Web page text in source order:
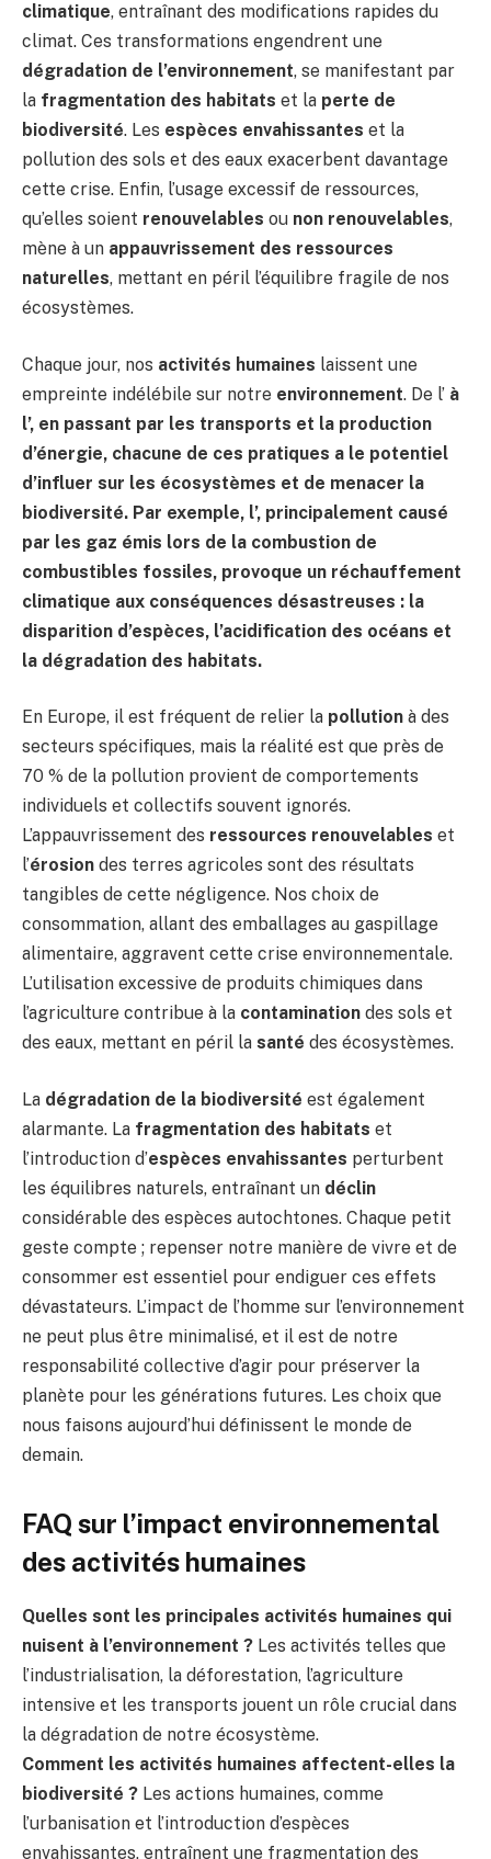
climatique, entraînant des modifications rapides du
climat. Ces transformations engendrent une
dégradation de l’environnement, se manifestant par
la fragmentation des habitats et la perte de
biodiversité. Les espèces envahissantes et la
pollution des sols et des eaux exacerbent davantage
cette crise. Enfin, l’usage excessif de ressources,
qu’elles soient renouvelables ou non renouvelables,
mène à un appauvrissement des ressources
naturelles, mettant en péril l’équilibre fragile de nos
écosystèmes.
Chaque jour, nos activités humaines laissent une
empreinte indélébile sur notre environnement. De l’ à
l’, en passant par les transports et la production
d’énergie, chacune de ces pratiques a le potentiel
d’influer sur les écosystèmes et de menacer la
biodiversité. Par exemple, l’, principalement causé
par les gaz émis lors de la combustion de
combustibles fossiles, provoque un réchauffement
climatique aux conséquences désastreuses : la
disparition d’espèces, l’acidification des océans et
la dégradation des habitats.
En Europe, il est fréquent de relier la pollution à des
secteurs spécifiques, mais la réalité est que près de
70 % de la pollution provient de comportements
individuels et collectifs souvent ignorés.
L’appauvrissement des ressources renouvelables et
l’érosion des terres agricoles sont des résultats
tangibles de cette négligence. Nos choix de
consommation, allant des emballages au gaspillage
alimentaire, aggravent cette crise environnementale.
L’utilisation excessive de produits chimiques dans
l’agriculture contribue à la contamination des sols et
des eaux, mettant en péril la santé des écosystèmes.
La dégradation de la biodiversité est également
alarmante. La fragmentation des habitats et
l’introduction d’espèces envahissantes perturbent
les équilibres naturels, entraînant un déclin
considérable des espèces autochtones. Chaque petit
geste compte ; repenser notre manière de vivre et de
consommer est essentiel pour endiguer ces effets
dévastateurs. L’impact de l’homme sur l’environnement
ne peut plus être minimalisé, et il est de notre
responsabilité collective d’agir pour préserver la
planète pour les générations futures. Les choix que
nous faisons aujourd’hui définissent le monde de
demain.
FAQ sur l’impact environnemental
des activités humaines
Quelles sont les principales activités humaines qui
nuisent à l’environnement ? Les activités telles que
l’industrialisation, la déforestation, l’agriculture
intensive et les transports jouent un rôle crucial dans
la dégradation de notre écosystème.
Comment les activités humaines affectent-elles la
biodiversité ? Les actions humaines, comme
l’urbanisation et l’introduction d’espèces
envahissantes, entraînent une fragmentation des